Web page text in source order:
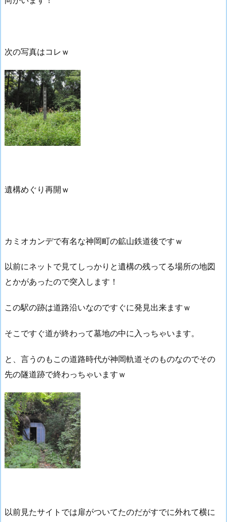
次の写真はコレｗ
遺構めぐり再開ｗ
カミオカンデで有名な神岡町の鉱山鉄道後ですｗ
以前にネットで見てしっかりと遺構の残ってる場所の地図
とかがあったので突入します！
この駅の跡は道路沿いなのですぐに発見出来ますｗ
そこですぐ道が終わって墓地の中に入っちゃいます。
と、言うのもこの道路時代が神岡軌道そのものなのでその
先の隧道跡で終わっちゃいますｗ
以前見たサイトでは扉がついてたのだがすでに外れて横に